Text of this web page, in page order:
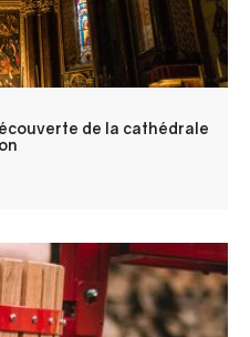
de la cathédrale
pasteuriser, échanger,